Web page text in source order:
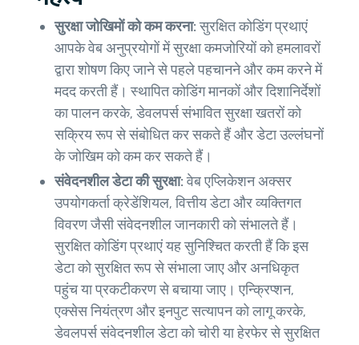
सुरक्षा जोखिमों को कम करना:सुरक्षित कोडिंग प्रथाएं
आपके वेब अनुप्रयोगों में सुरक्षा कमजोरियों को हमलावरों
द्वारा शोषण किए जाने से पहले पहचानने और कम करने में
मदद करती हैं। स्थापित कोडिंग मानकों और दिशानिर्देशों
का पालन करके, डेवलपर्स संभावित सुरक्षा खतरों को
सक्रिय रूप से संबोधित कर सकते हैं और डेटा उल्लंघनों
के जोखिम को कम कर सकते हैं।
संवेदनशील डेटा की सुरक्षा:वेब एप्लिकेशन अक्सर
उपयोगकर्ता क्रेडेंशियल, वित्तीय डेटा और व्यक्तिगत
विवरण जैसी संवेदनशील जानकारी को संभालते हैं।
सुरक्षित कोडिंग प्रथाएं यह सुनिश्चित करती हैं कि इस
डेटा को सुरक्षित रूप से संभाला जाए और अनधिकृत
पहुंच या प्रकटीकरण से बचाया जाए। एन्क्रिप्शन,
एक्सेस नियंत्रण और इनपुट सत्यापन को लागू करके,
डेवलपर्स संवेदनशील डेटा को चोरी या हेरफेर से सुरक्षित